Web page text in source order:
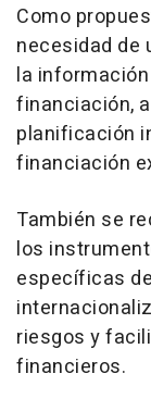
Como
necesidad de
la
financiación,
planificación
financiación
También se
los
específicas
riesgos y
financieros.